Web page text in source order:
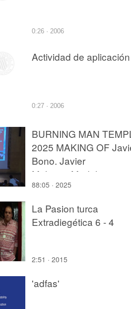
0:26 · 2006
Actividad de aplicación
0:27 · 2006
BURNING MAN
2025 MAKING OF
Bono. Javier
Molinero.Modelos y
Prototipos GDAI ETSA-
88:05 · 2025
La Pasion turca
Extradiegética 6 - 4
2:51 · 2015
'adfas'